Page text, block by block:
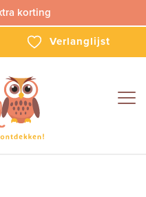
korting
Verlanglijst